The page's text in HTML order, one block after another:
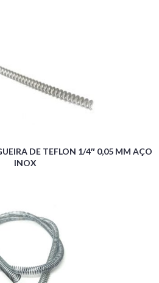
DE TEFLON 1/4″ 0,05 MM AÇO
INOX